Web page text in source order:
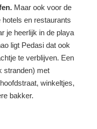
Maar ook voor de
en restaurants
je heerlijk in de playa
ligt Pedasi dat ook
te verblijven. Een
stranden) met
winkeltjes,
bakker.